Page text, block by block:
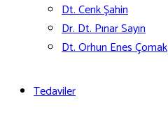
Dt. Cenk Şahin
Dr. Dt. Pınar Sayın
Dt. Orhun Enes Çomak
Tedaviler